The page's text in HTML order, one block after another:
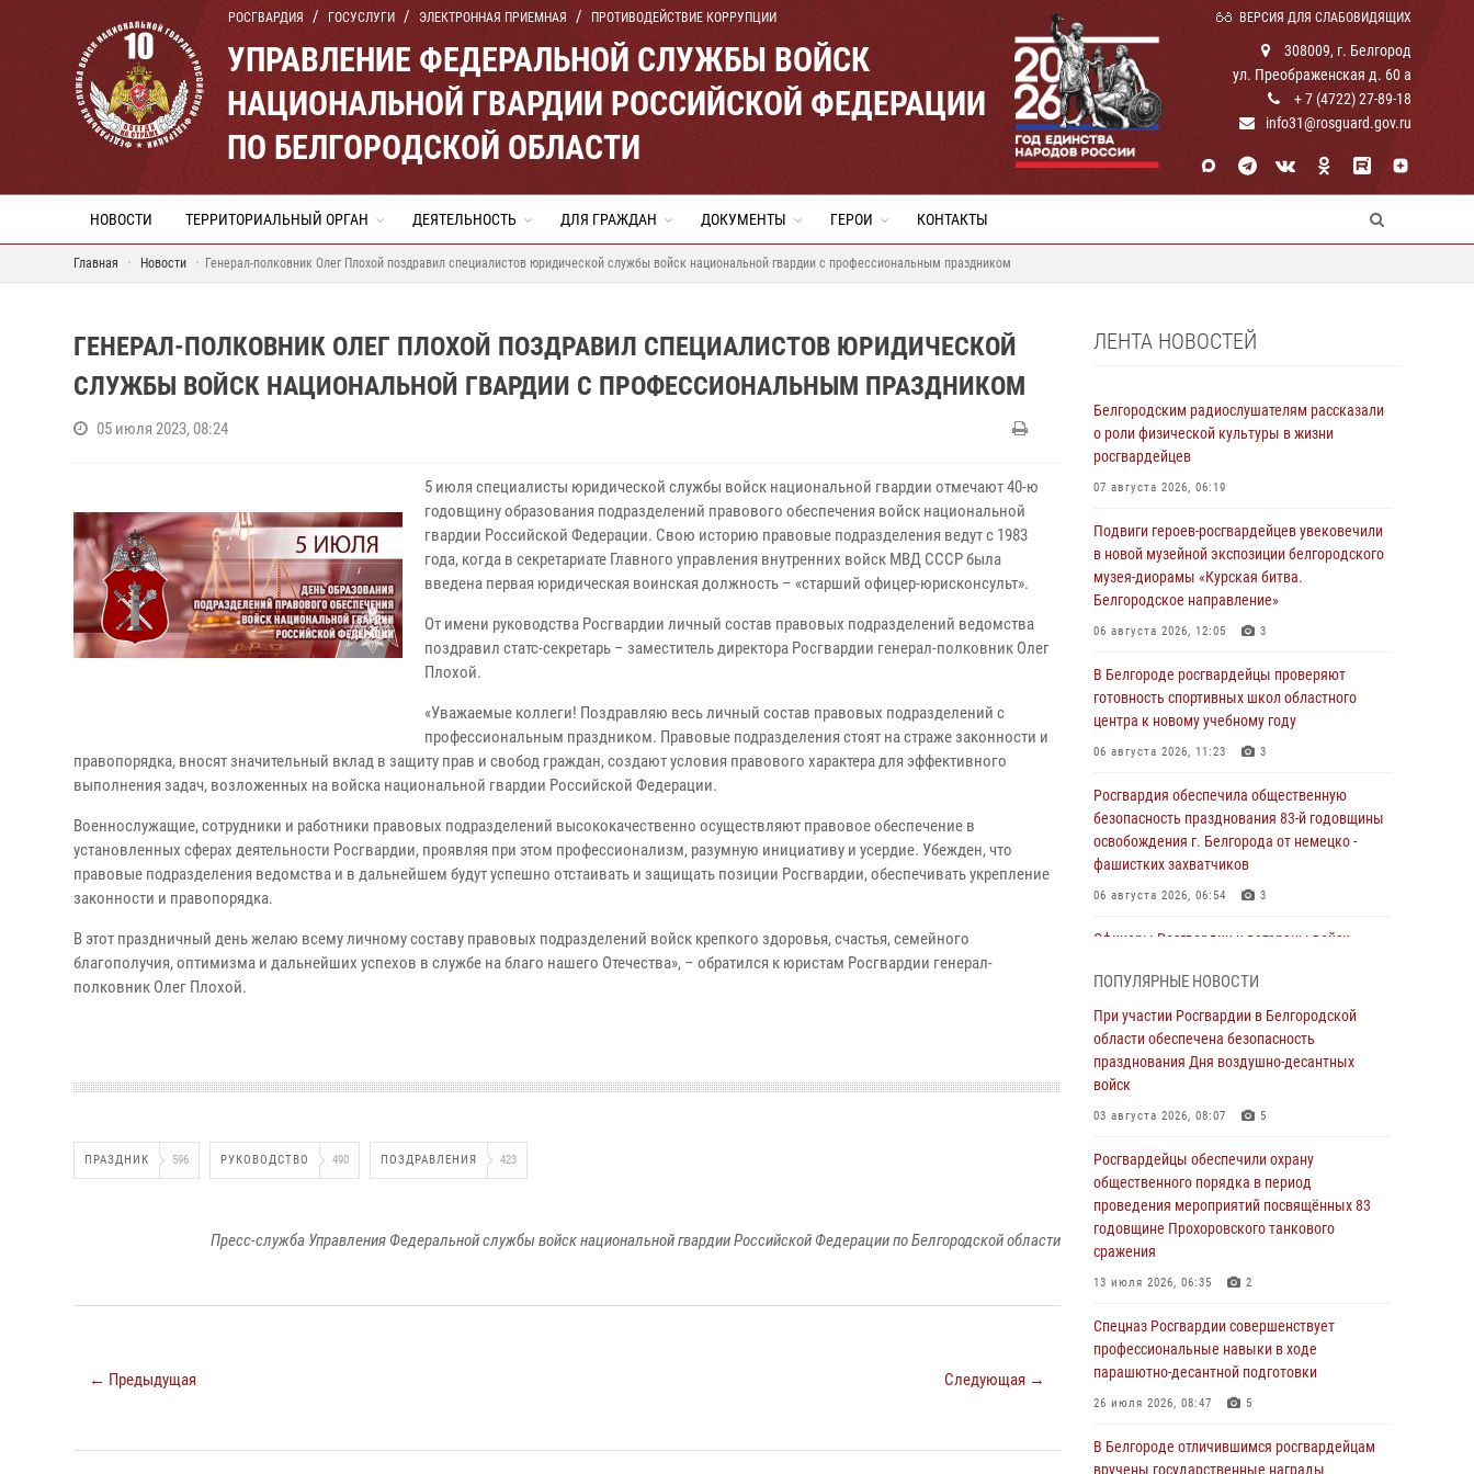
РОСГВАРДИЯ ГОСУСЛУГИ ЭЛЕКТРОННАЯ ПРИЕМНАЯ ПРОТИВОДЕЙСТВИЕ КОРРУПЦИИ ВЕРСИЯ ДЛЯ СЛАБОВИДЯЩИХ
УПРАВЛЕНИЕ ФЕДЕРАЛЬНОЙ СЛУЖБЫ ВОЙСК
НАЦИОНАЛЬНОЙ ГВАРДИИ РОССИЙСКОЙ ФЕДЕРАЦИИ
ПО БЕЛГОРОДСКОЙ ОБЛАСТИ
308009, г. Белгород
ул. Преображенская д. 60 а
+ 7 (4722) 27-89-18
info31@rosguard.gov.ru
НОВОСТИ ТЕРРИТОРИАЛЬНЫЙ ОРГАН ДЕЯТЕЛЬНОСТЬ ДЛЯ ГРАЖДАН ДОКУМЕНТЫ ГЕРОИ КОНТАКТЫ
Главная Новости Генерал-полковник Олег Плохой поздравил специалистов юридической службы войск национальной гвардии с профессиональным праздником
ГЕНЕРАЛ-ПОЛКОВНИК ОЛЕГ ПЛОХОЙ ПОЗДРАВИЛ СПЕЦИАЛИСТОВ ЮРИДИЧЕСКОЙ
СЛУЖБЫ ВОЙСК НАЦИОНАЛЬНОЙ ГВАРДИИ С ПРОФЕССИОНАЛЬНЫМ ПРАЗДНИКОМ
05 июля 2023, 08:24
5 июля специалисты юридической службы войск национальной гвардии отмечают 40-ю
годовщину образования подразделений правового обеспечения войск национальной
гвардии Российской Федерации. Свою историю правовые подразделения ведут с 1983
года, когда в секретариате Главного управления внутренних войск МВД СССР была
введена первая юридическая воинская должность – «старший офицер-юрисконсульт».
От имени руководства Росгвардии личный состав правовых подразделений ведомства
поздравил статс-секретарь – заместитель директора Росгвардии генерал-полковник Олег
Плохой.
«Уважаемые коллеги! Поздравляю весь личный состав правовых подразделений с
профессиональным праздником. Правовые подразделения стоят на страже законности и
правопорядка, вносят значительный вклад в защиту прав и свобод граждан, создают условия правового характера для эффективного
выполнения задач, возложенных на войска национальной гвардии Российской Федерации.
Военнослужащие, сотрудники и работники правовых подразделений высококачественно осуществляют правовое обеспечение в
установленных сферах деятельности Росгвардии, проявляя при этом профессионализм, разумную инициативу и усердие. Убежден, что
правовые подразделения ведомства и в дальнейшем будут успешно отстаивать и защищать позиции Росгвардии, обеспечивать укрепление
законности и правопорядка.
В этот праздничный день желаю всему личному составу правовых подразделений войск крепкого здоровья, счастья, семейного
благополучия, оптимизма и дальнейших успехов в службе на благо нашего Отечества», – обратился к юристам Росгвардии генерал-
полковник Олег Плохой.
ПРАЗДНИК 596 РУКОВОДСТВО 490 ПОЗДРАВЛЕНИЯ 423
Пресс-служба Управления Федеральной службы войск национальной гвардии Российской Федерации по Белгородской области
← Предыдущая Следующая →
ЛЕНТА НОВОСТЕЙ
Белгородским радиослушателям рассказали
о роли физической культуры в жизни
росгвардейцев
07 августа 2026, 06:19
Подвиги героев‑росгвардейцев увековечили
в новой музейной экспозиции белгородского
музея‑диорамы «Курская битва.
Белгородское направление»
06 августа 2026, 12:05 3
В Белгороде росгвардейцы проверяют
готовность спортивных школ областного
центра к новому учебному году
06 августа 2026, 11:23 3
Росгвардия обеспечила общественную
безопасность празднования 83-й годовщины
освобождения г. Белгорода от немецко -
фашистких захватчиков
06 августа 2026, 06:54 3
Офицеры Росгвардии и ветераны войск
армии Ивана Кирилловича Яковлева
05 августа 2026, 17:12 2
Росгвардейцы приняли участие в акции
«Волна памяти», посвящённой 83‑й
годовщине освобождения Белгорода от
05 августа 2026, 08:34 4
Росгвардия призывает белгородских
владельцев оружия не затягивать с
перерегистрацией
05 августа 2026, 05:01
Росгвардейцы спасли раненого при атаке
FPV-дрона ВСУ жителя белгородского
приграничья
04 августа 2026, 10:43
За неделю белгородские росгвардейцы
пресекли свыше 130 правонарушений
ПОПУЛЯРНЫЕ НОВОСТИ
При участии Росгвардии в Белгородской
области обеспечена безопасность
празднования Дня воздушно-десантных
войск
03 августа 2026, 08:07 5
Росгвардейцы обеспечили охрану
общественного порядка в период
проведения мероприятий посвящённых 83
годовщине Прохоровского танкового
сражения
13 июля 2026, 06:35 2
Спецназ Росгвардии совершенствует
профессиональные навыки в ходе
парашютно-десантной подготовки
26 июля 2026, 08:47 5
В Белгороде отличившимся росгвардейцам
вручены государственные награды